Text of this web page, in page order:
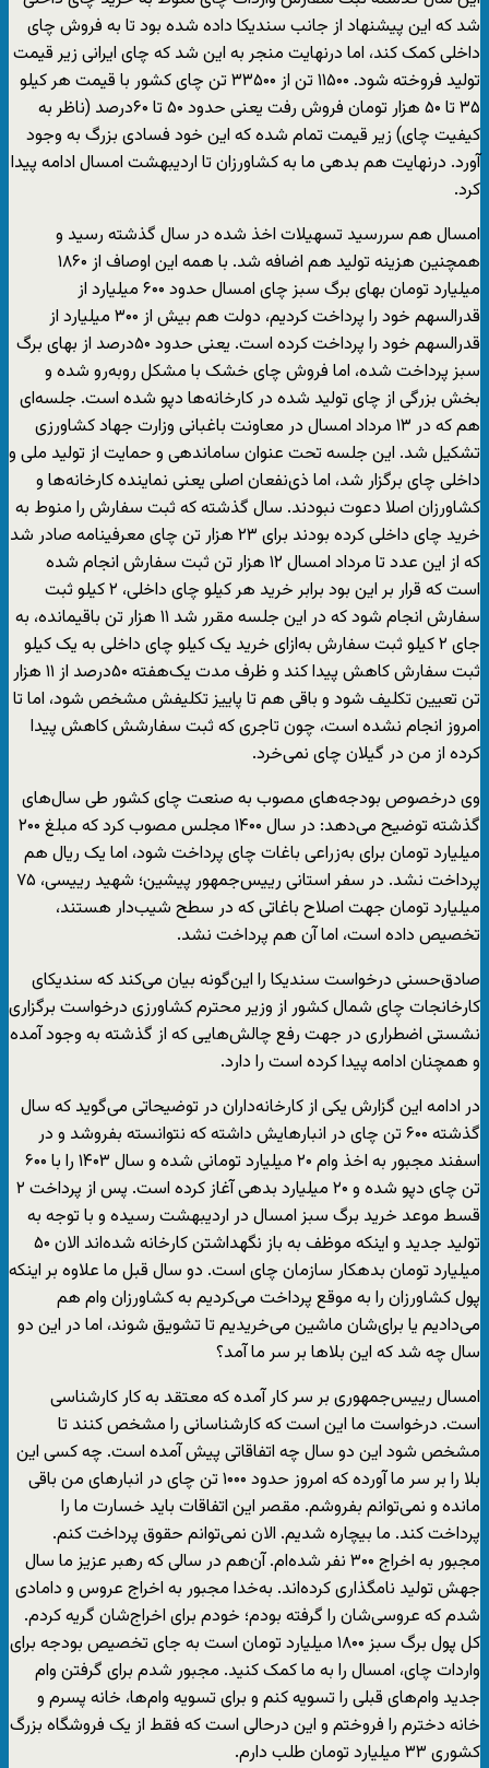
شد که این پیشنهاد از جانب سندیکا داده شده بود تا به فروش چای
داخلی کمک کند، اما درنهایت منجر به این شد که چای ایرانی زیر قیمت
تولید فروخته شود. ۱۱۵۰۰ تن از ۳۳۵۰۰ تن چای کشور با قیمت هر کیلو
۳۵ تا ۵۰ هزار تومان فروش رفت یعنی حدود ۵۰ تا ۶۰درصد (ناظر به
کیفیت چای) زیر قیمت تمام شده که این خود فسادی بزرگ به وجود
آورد. درنهایت هم بدهی ما به کشاورزان تا اردیبهشت امسال ادامه پیدا
کرد.
امسال هم سررسید تسهیلات اخذ شده در سال گذشته رسید و
همچنین هزینه تولید هم اضافه شد. با همه این اوصاف از ۱۸۶۰
میلیارد تومان بهای برگ سبز چای امسال حدود ۶۰۰ میلیارد از
قدرالسهم خود را پرداخت کردیم، دولت هم بیش از ۳۰۰ میلیارد از
قدرالسهم خود را پرداخت کرده است. یعنی حدود ۵۰درصد از بهای برگ
سبز پرداخت شده، اما فروش چای خشک با مشکل روبه‌رو شده و
بخش بزرگی از چای تولید شده در کارخانه‌ها دپو شده است. جلسه‌ای
هم که در ۱۳ مرداد امسال در معاونت باغبانی وزارت جهاد کشاورزی
تشکیل شد. این جلسه تحت عنوان ساماندهی و حمایت از تولید ملی و
داخلی چای برگزار شد، اما ذی‌نفعان اصلی یعنی نماینده کارخانه‌ها و
کشاورزان اصلا دعوت نبودند. سال گذشته که ثبت سفارش را منوط به
خرید چای داخلی کرده بودند برای ۲۳ هزار تن چای معرفینامه صادر شد
که از این عدد تا مرداد امسال ۱۲ هزار تن ثبت سفارش انجام شده
است که قرار بر این بود برابر خرید هر کیلو چای داخلی، ۲ کیلو ثبت
سفارش انجام شود که در این جلسه مقرر شد ۱۱ هزار تن باقیمانده، به
جای ۲ کیلو ثبت سفارش به‌ازای خرید یک کیلو چای داخلی به یک کیلو
ثبت سفارش کاهش پیدا کند و ظرف مدت یک‌هفته ۵۰درصد از ۱۱ هزار
تن تعیین تکلیف شود و باقی هم تا پاییز تکلیفش مشخص شود، اما تا
امروز انجام نشده است، چون تاجری که ثبت سفارشش کاهش پیدا
کرده از من در گیلان چای نمی‌خرد.
وی درخصوص بودجه‌های مصوب به صنعت چای کشور طی سال‌های
گذشته توضیح می‌دهد: در سال ۱۴۰۰ مجلس مصوب کرد که مبلغ ۲۰۰
میلیارد تومان برای به‌زراعی باغات چای پرداخت شود، اما یک ریال هم
پرداخت نشد. در سفر استانی رییس‌جمهور پیشین؛ شهید رییسی، ۷۵
میلیارد تومان جهت اصلاح باغاتی که در سطح شیب‌دار هستند،
تخصیص داده است، اما آن هم پرداخت نشد.
صادق‌حسنی درخواست سندیکا را این‌گونه بیان می‌کند که سندیکای
کارخانجات چای شمال کشور از وزیر محترم کشاورزی درخواست برگزاری
نشستی اضطراری در جهت رفع چالش‌هایی که از گذشته به وجود آمده
و همچنان ادامه پیدا کرده است را دارد.
در ادامه این گزارش یکی از کارخانه‌داران در توضیحاتی می‌گوید که سال
گذشته ۶۰۰ تن چای در انبارهایش داشته که نتوانسته بفروشد و در
اسفند مجبور به اخذ وام ۲۰ میلیارد تومانی شده و سال ۱۴۰۳ را با ۶۰۰
تن چای دپو شده و ۲۰ میلیارد بدهی آغاز کرده است. پس از پرداخت ۲
قسط موعد خرید برگ سبز امسال در اردیبهشت رسیده و با توجه به
تولید جدید و اینکه موظف به باز نگهداشتن کارخانه شده‌اند الان ۵۰
میلیارد تومان بدهکار سازمان چای است. دو سال قبل ما علاوه بر اینکه
پول کشاورزان را به موقع پرداخت می‌کردیم به کشاورزان وام هم
می‌دادیم یا برای‌شان ماشین می‌خریدیم تا تشویق شوند، اما در این دو
سال چه شد که این بلاها بر سر ما آمد؟
امسال رییس‌جمهوری بر سر کار آمده که معتقد به کار کارشناسی
است. درخواست ما این است که کارشناسانی را مشخص کنند تا
مشخص شود این دو سال چه اتفاقاتی پیش آمده است. چه کسی این
بلا را بر سر ما آورده که امروز حدود ۱۰۰۰ تن چای در انبارهای من باقی
مانده و نمی‌توانم بفروشم. مقصر این اتفاقات باید خسارت ما را
پرداخت کند. ما بیچاره شدیم. الان نمی‌توانم حقوق پرداخت کنم.
مجبور به اخراج ۳۰۰ نفر شده‌ام. آن‌هم در سالی که رهبر عزیز ما سال
جهش تولید نامگذاری کرده‌اند. به‌خدا مجبور به اخراج عروس و دامادی
شدم که عروسی‌شان را گرفته بودم؛ خودم برای اخراج‌شان گریه کردم.
کل پول برگ سبز ۱۸۰۰ میلیارد تومان است به جای تخصیص بودجه برای
واردات چای، امسال را به ما کمک کنید. مجبور شدم برای گرفتن وام
جدید وام‌های قبلی را تسویه کنم و برای تسویه وام‌ها، خانه‌ پسرم و
خانه دخترم را فروختم و این درحالی است که فقط از یک فروشگاه بزرگ
کشوری ۳۳ میلیارد تومان طلب دارم.